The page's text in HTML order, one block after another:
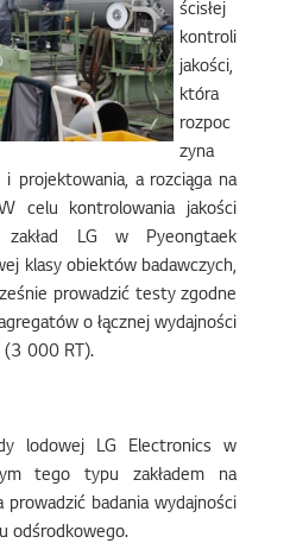
ścisłej
kontroli
jakości,
która
rozpoc
zyna
projektowania, a rozciąga na
celu kontrolowania jakości
LG w Pyeongtaek
klasy obiektów badawczych,
prowadzić testy zgodne
o łącznej wydajności
(3 000 RT).
lodowej LG Electronics w
tego typu zakładem na
badania wydajności
odśrodkowego.